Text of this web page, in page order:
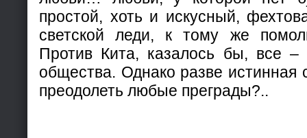
простой, хоть и искусный,
светской леди, к тому же
Против Кита, казалось бы, все
общества. Однако разве истинная
преодолеть любые преграды?..